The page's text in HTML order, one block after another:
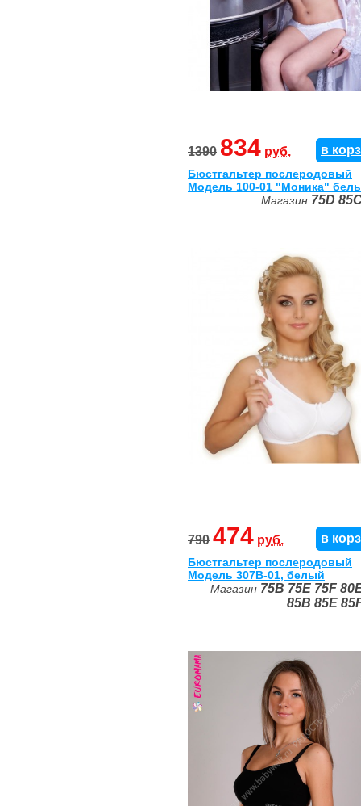
1390 834 руб. в
Бюстгальтер послеродовый
Модель 100-01 "Моника"
Магазин 75D
790 474 руб. в
Бюстгальтер послеродовый
Модель 307В-01, белый
Магазин 75B 75E 75F
85B 85E